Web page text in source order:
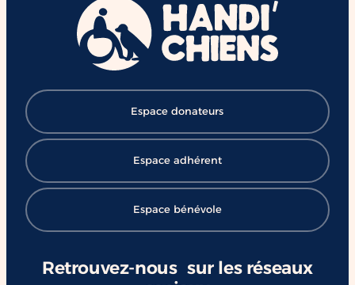
Retrouvez-nous sur les réseaux
Espace donateurs
Espace adhérent
Espace bénévole